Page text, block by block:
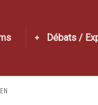
Débats /